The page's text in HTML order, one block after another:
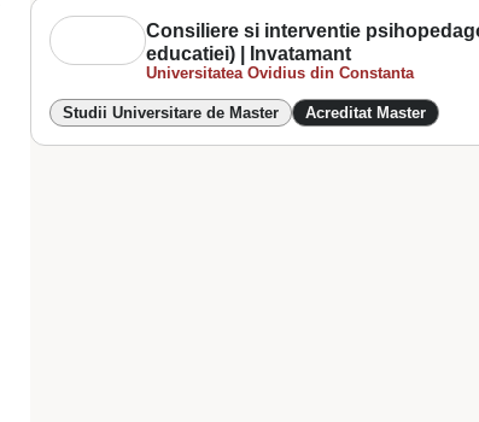
Consiliere si interventie
educatiei) | Invatamant
Universitatea Ovidius din Constanta
Studii Universitare de Master Acreditat Master